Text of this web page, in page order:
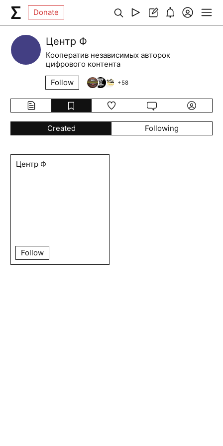
Donate
Центр Ф
Кооператив независимых авторок
цифрового контента
Follow
+58
Created Following
Центр Ф
Follow